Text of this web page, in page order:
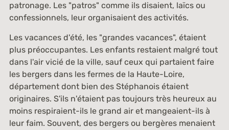
patronage. Les "patros" comme ils disaient, laïcs ou
confessionnels, leur organisaient des activités.
Les vacances d'été, les "grandes vacances", étaient
plus préoccupantes. Les enfants restaient malgré tout
dans l'air vicié de la ville, sauf ceux qui partaient faire
les bergers dans les fermes de la Haute-Loire,
département dont bien des Stéphanois étaient
originaires. S'ils n'étaient pas toujours très heureux au
moins respiraient-ils le grand air et mangeaient-ils à
leur faim. Souvent, des bergers ou bergères menaient